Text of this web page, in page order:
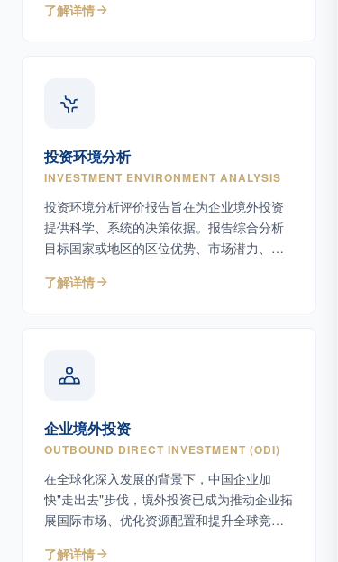
与论证，评估项目可行性、经济效益和社会
了解详情
投资环境分析
INVESTMENT ENVIRONMENT ANALYSIS
投资环境分析评价报告旨在为企业境外投资
提供科学、系统的决策依据。报告综合分析
目标国家或地区的区位优势、市场潜力、自
环境等核心因素，帮助企业识别机遇与风
了解详情
企业境外投资
OUTBOUND DIRECT INVESTMENT (ODI)
在全球化深入发展的背景下，中国企业加
快"走出去"步伐，境外投资已成为推动企业拓
展国际市场、优化资源配置和提升全球竞争
了解详情